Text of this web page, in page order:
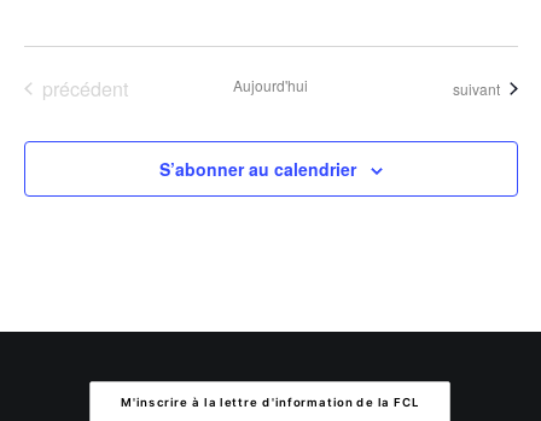
Évènements
précédent Aujourd'hui Évènements
suivant
S’abonner au calendrier
M'inscrire à la lettre d'information de la FCL